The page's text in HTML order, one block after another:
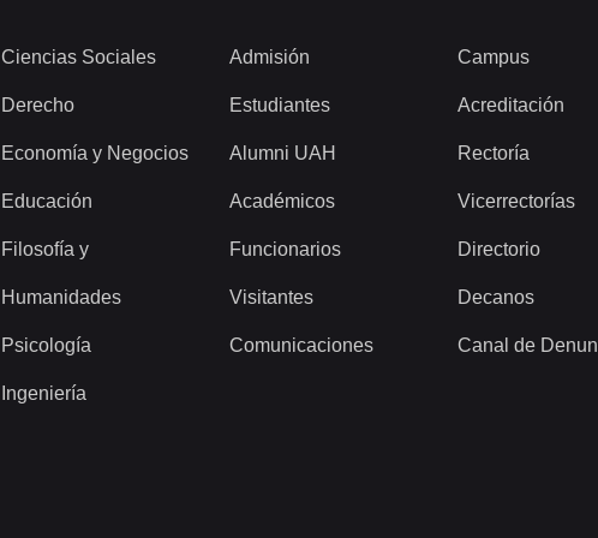
Ciencias Sociales
Derecho
Economía y Negocios
Educación
Filosofía y
Humanidades
Psicología
Ingeniería
Admisión
Estudiantes
Alumni UAH
Académicos
Funcionarios
Visitantes
Comunicaciones
Campus
Acreditación
Rectoría
Vicerrectorías
Directorio
Decanos
Canal de